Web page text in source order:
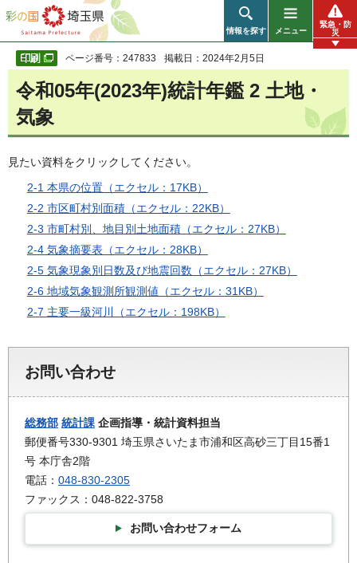
彩の国 埼玉県
情報を探す メニュー
緊急・防
災
ページ番号：247833 掲載日：2024年2月5日
令和05年(2023年)統計年鑑 2 土地・
気象
見たい資料をクリックしてください。
2-1 本県の位置（エクセル：17KB）
2-2 市区町村別面積（エクセル：22KB）
2-3 市町村別、地目別土地面積（エクセル：27KB）
2-4 気象摘要表（エクセル：28KB）
2-5 気象現象別日数及び地震回数（エクセル：27KB）
2-6 地域気象観測所観測値（エクセル：31KB）
2-7 主要一級河川（エクセル：198KB）
お問い合わせ
総務部 統計課 企画指導・統計資料担当
郵便番号330-9301 埼玉県さいたま市浦和区高砂三丁目15番1
号 本庁舎2階
電話： 048-830-2305
ファックス：048-822-3758
お問い合わせフォーム